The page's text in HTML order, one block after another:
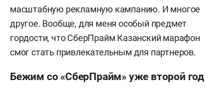
масштабную рекламную кампанию. И многое
другое. Вообще, для меня особый предмет
гордости, что СберПрайм Казанский марафон
смог стать привлекательным для партнеров.
Бежим со «СберПрайм» уже второй год